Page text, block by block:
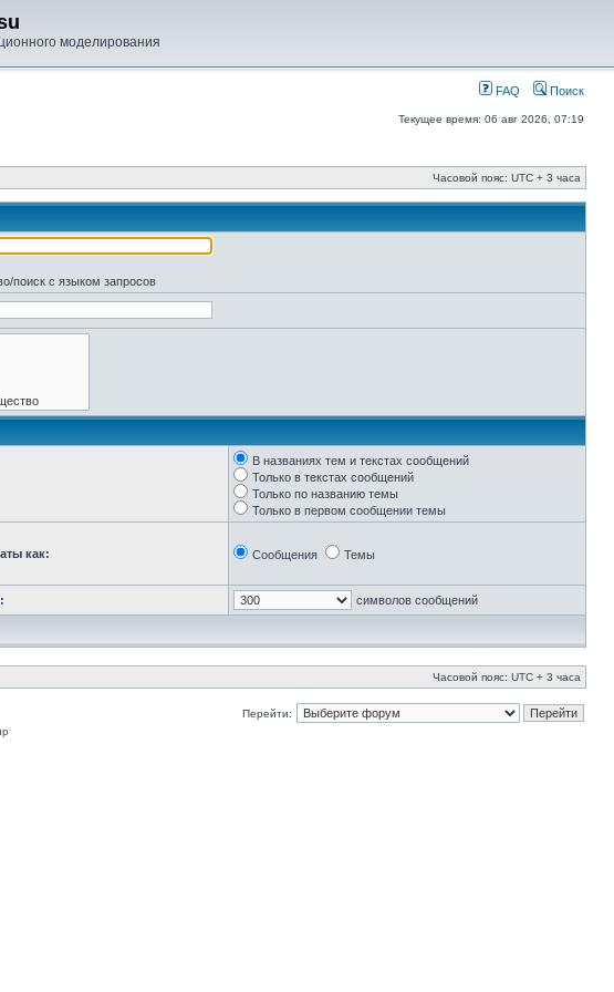
моделирования
FAQ Поиск
Текущее время: 06 авг 2026, 07:19
Часовой пояс: UTC + 3 часа
поиск с языком запросов
В названиях тем и текстах сообщений
Только в текстах сообщений
Только по названию темы
Только в первом сообщении темы
как: Сообщения Темы
символов сообщений
Часовой пояс: UTC + 3 часа
Перейти: